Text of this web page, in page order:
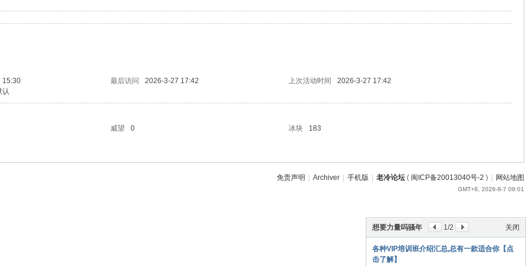
15:30 最后访问 2026-3-27 17:42 上次活动时间
2026-3-27 17:42
认
威望 0 冰块 183
关闭
想要力量吗骚年 1/2
各种VIP培训班介绍汇总,总有一款适合你【点
击了解】
免责声明 Archiver 手机版 老冷论坛( 闽ICP备20013040号-2 ) 网站地图
GMT+8, 2026-8-7 09:01